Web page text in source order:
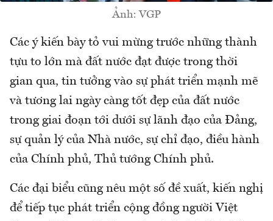
Ảnh: VGP
Các ý kiến bày tỏ vui mừng trước những thành
tựu to lớn mà đất nước đạt được trong thời
gian qua, tin tưởng vào sự phát triển mạnh mẽ
và tương lai ngày càng tốt đẹp của đất nước
trong giai đoạn tới dưới sự lãnh đạo của Đảng,
sự quản lý của Nhà nước, sự chỉ đạo, điều hành
của Chính phủ, Thủ tướng Chính phủ.
Các đại biểu cũng nêu một số đề xuất, kiến nghị
để tiếp tục phát triển cộng đồng người Việt